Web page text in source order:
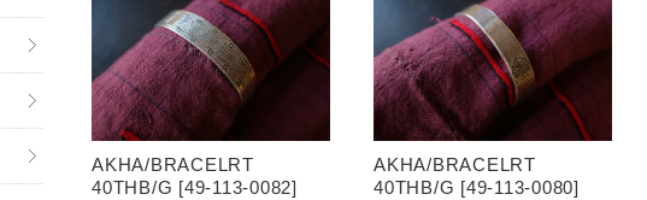
AKHA/BRACELRT
40THB/G [49-113-0082]
AKHA/BRACELRT
40THB/G [49-113-0080]